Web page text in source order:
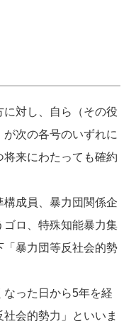
に対し、自ら（その役
次の各号のいずれに
将来にわたっても確約
構成員、暴力団関係企
ロ、特殊知能暴力集
「暴力団等反社会的勢
なった日から5年を経
会的勢力」といいま